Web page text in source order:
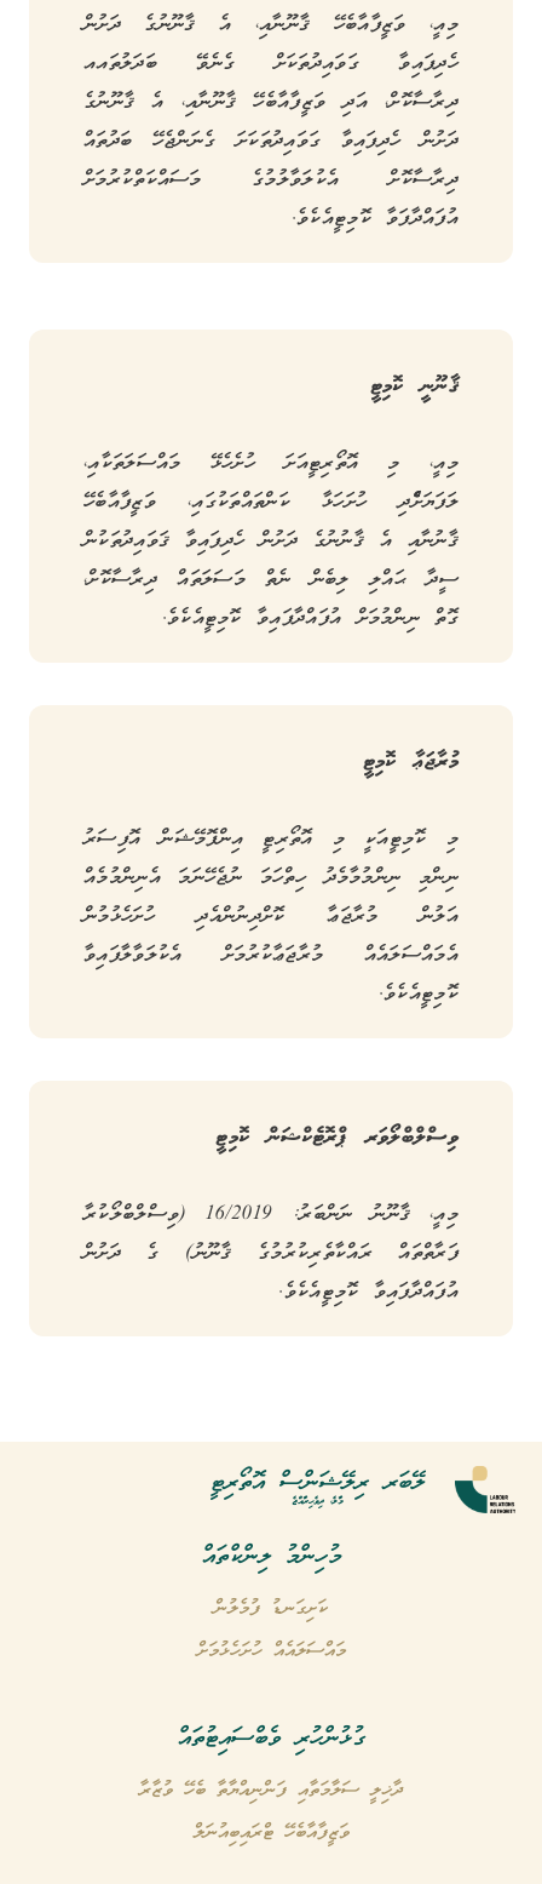
މިއީ، ވަޒީފާއާބެހޭ ޤާނޫނާއި، އެ ޤާނޫނުގެ ދަށުން
ހެދިފައިވާ ގަވައިދުތަކަށް ގެނެވޭ ބަދަލުތައއ
ދިރާސާކޮށް، އަދި ވަޒީފާއާބެހޭ ޤާނޫނާއި، އެ ޤާނޫނުގެ
ދަށުން ހެދިފައިވާ ގަވައިދުތަކަށަ ގެނަންޖެހޭ ބަދުތައް
ދިރާސާކޮށް އެކުލަވާލުމުގެ މަސައްކަތްކުރުމަށް
އުފައްދާފަވާ ކޮމިޓީއެކެވެ.
ޤާނޫނީ ކޮމިޓީ
މިއީ، މި އޮތޯރިޓީއަށަ ހުށެހެޅޭ މައްސަލަތަކާއި،
ލަފަޔަށްެެދި ހުށަހަޅާ ކަންތައްތަކުގައި، ވަޒީފާއާބެހޭ
ޤާނުނާއި އެ ޤާނުނުގެ ދަށުން ހެދިފައިވާ ޤަވައިދުތަކުން
ސީދާ ޙައްލި ލިބެން ނެތް މަސަލަތައް ދިރާސާކޮށް،
ގޮތް ނިންމުމަށް އުފައްދާފައިވާ ކޮމިޓީއެކެވެ.
މުރާޖަޢާ ކޮމިޓީ
މި ކޮމިޓީއަކީ މި އޮތޯރިޓީ އިންފޮމޭޝަން އޮފިސަރު
ނިންމި ނިންމުމާމެދު ހިތްހަމަ ނުޖެހޭނަމަ އެނިންމުމެއް
އަލުން މުރާޖަޢާ ކޮށްދިނުންއެދި ހުށަހެޅުމުން
އެމައްސަލައެއް މުރާޖަޢާކުރުމަށް އެކުލަވާލާފައިވާ
ކޮމިޓީއެކެވެ.
ވިސްލްބްލޯވަރ ޕްރޮޓެކްޝަން ކޮމިޓީ
މިއީ، ޤާނޫނު ނަންބަރު: 16/2019 (ވިސްލްބްލޯކުރާ
ފަރާތްތައް ރައްކާތެރިކުރުމުގެ ޤާނޫނު) ގެ ދަށުން
އުފައްދާފައިވާ ކޮމިޓީއެކެވެ.
ލޭބަރ ރިލޭޝަންސް އޮތޯރިޓީ
މާލެ، ދިވެހިރާއްޖެ
މުހިންމު ލިންކްތައް
ކަށިގަނޑު ފުމެލުން
މައްސަލައެއް ހުށަހެޅުމަށް
ގުޅުންހުރި ވެބްސައިޓުތައް
ދާޚިލީ ސަލާމަތާއި ފަންނިއްޔާތާ ބެހޭ ވުޒާރާ
ވަޒީފާއާބެހޭ ޓްރައިބިއުނަލް